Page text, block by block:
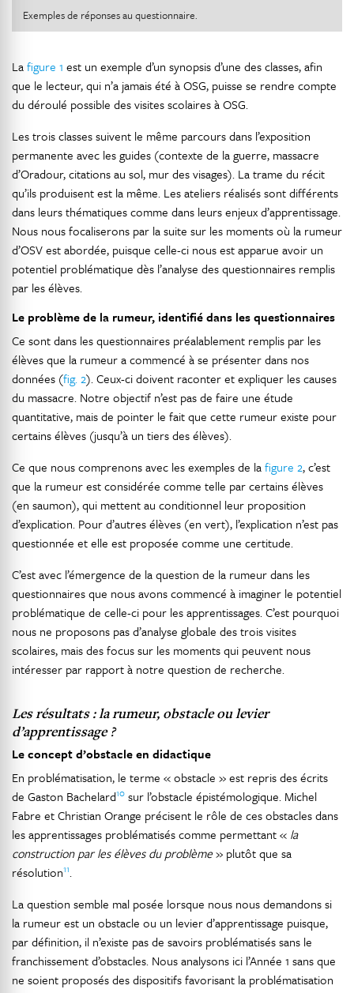
Exemples de réponses au questionnaire.
Lafigure 1 est un exemple d’un synopsis d’une des classes, afin
que le lecteur, qui n’a jamais été à OSG, puisse se rendre compte
du déroulé possible des visites scolaires à OSG.
Les trois classes suivent le même parcours dans l’exposition
permanente avec les guides (contexte de la guerre, massacre
d’Oradour, citations au sol, mur des visages). La trame du récit
qu’ils produisent est la même. Les ateliers réalisés sont différents
dans leurs thématiques comme dans leurs enjeux d’apprentissage.
Nous nous focaliserons par la suite sur les moments où la rumeur
d’OSV est abordée, puisque celle-ci nous est apparue avoir un
potentiel problématique dès l’analyse des questionnaires remplis
par les élèves.
Le problème de la rumeur, identifié dans les questionnaires
Ce sont dans les questionnaires préalablement remplis par les
élèves que la rumeur a commencé à se présenter dans nos
données (fig. 2). Ceux-ci doivent raconter et expliquer les causes
du massacre. Notre objectif n’est pas de faire une étude
quantitative, mais de pointer le fait que cette rumeur existe pour
certains élèves (jusqu’à un tiers des élèves).
Ce que nous comprenons avec les exemples de lafigure 2, c’est
que la rumeur est considérée comme telle par certains élèves
(en saumon), qui mettent au conditionnel leur proposition
d’explication. Pour d’autres élèves (en vert), l’explication n’est pas
questionnée et elle est proposée comme une certitude.
C’est avec l’émergence de la question de la rumeur dans les
questionnaires que nous avons commencé à imaginer le potentiel
problématique de celle-ci pour les apprentissages. C’est pourquoi
nous ne proposons pas d’analyse globale des trois visites
scolaires, mais des focus sur les moments qui peuvent nous
intéresser par rapport à notre question de recherche.
Les résultats : la rumeur, obstacle ou levier
d’apprentissage ?
Le concept d’obstacle en didactique
En problématisation, le terme « obstacle » est repris des écrits
de Gaston Bachelard10 sur l’obstacle épistémologique. Michel
Fabre et Christian Orange précisent le rôle de ces obstacles dans
les apprentissages problématisés comme permettant « la
construction par les élèves du problème» plutôt que sa
résolution11.
La question semble mal posée lorsque nous nous demandons si
la rumeur est un obstacle ou un levier d’apprentissage puisque,
par définition, il n’existe pas de savoirs problématisés sans le
franchissement d’obstacles. Nous analysons ici l’Année 1 sans que
ne soient proposés des dispositifs favorisant la problématisation